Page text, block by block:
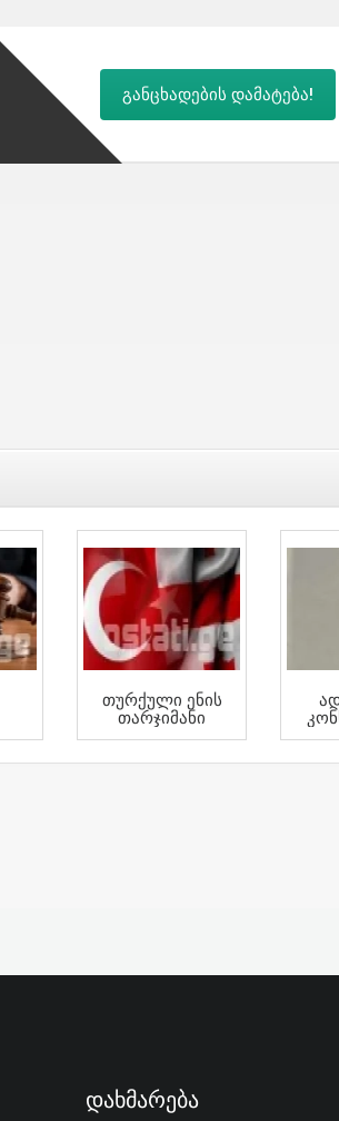
განცხადების დამატება!
Თურქული Ენის
Თარჯიმანი
Დახმარება